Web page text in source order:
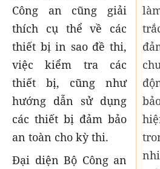
Công an cũng giải
thích cụ thể về các
thiết bị in sao đề thi,
việc kiểm tra các
thiết bị, cũng như
hướng dẫn sử dụng
các thiết bị đảm bảo
an toàn cho kỳ thi.
Đại diện Bộ Công an